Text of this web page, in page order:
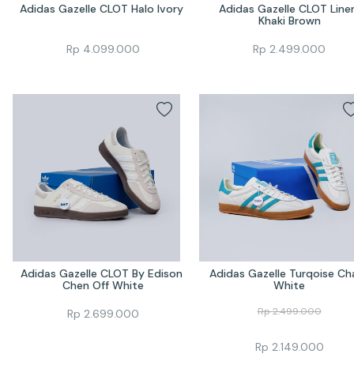
Adidas Gazelle CLOT Halo Ivory
Rp 4.099.000
Adidas Gazelle CLOT
Khaki Brown
Rp 2.499.000
Adidas Gazelle CLOT By Edison
Chen Off White
Rp 2.699.000
Adidas Gazelle Turqoise
White
Rp2.499.000
Rp 2.149.000